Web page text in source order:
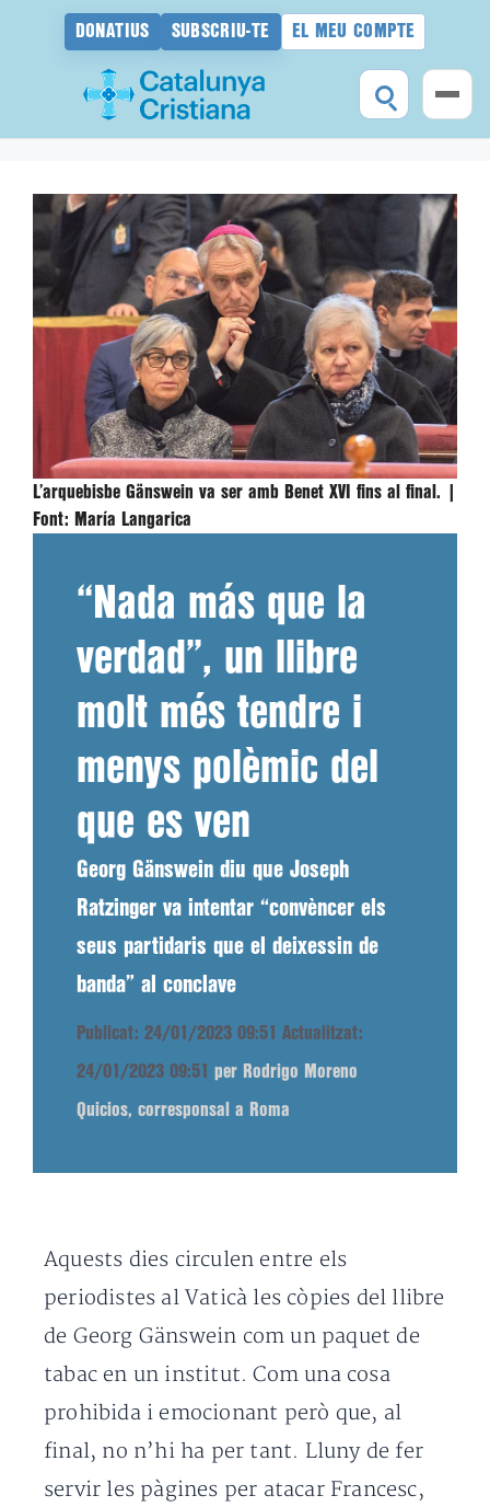
DONATIUS SUBSCRIU-TE EL MEU COMPTE
L’arquebisbe Gänswein va ser amb Benet XVI fins al final. |
Font: María Langarica
“Nada más que la
verdad”, un llibre
molt més tendre i
menys polèmic del
que es ven
Georg Gänswein diu que Joseph
Ratzinger va intentar “convèncer els
seus partidaris que el deixessin de
banda” al conclave
Publicat: 24/01/2023 09:51 Actualitzat:
24/01/2023 09:51 per Rodrigo Moreno
Quicios, corresponsal a Roma
Aquests dies circulen entre els
periodistes al Vaticà les còpies del llibre
de Georg Gänswein com un paquet de
tabac en un institut. Com una cosa
prohibida i emocionant però que, al
final, no n’hi ha per tant. Lluny de fer
servir les pàgines per atacar Francesc,